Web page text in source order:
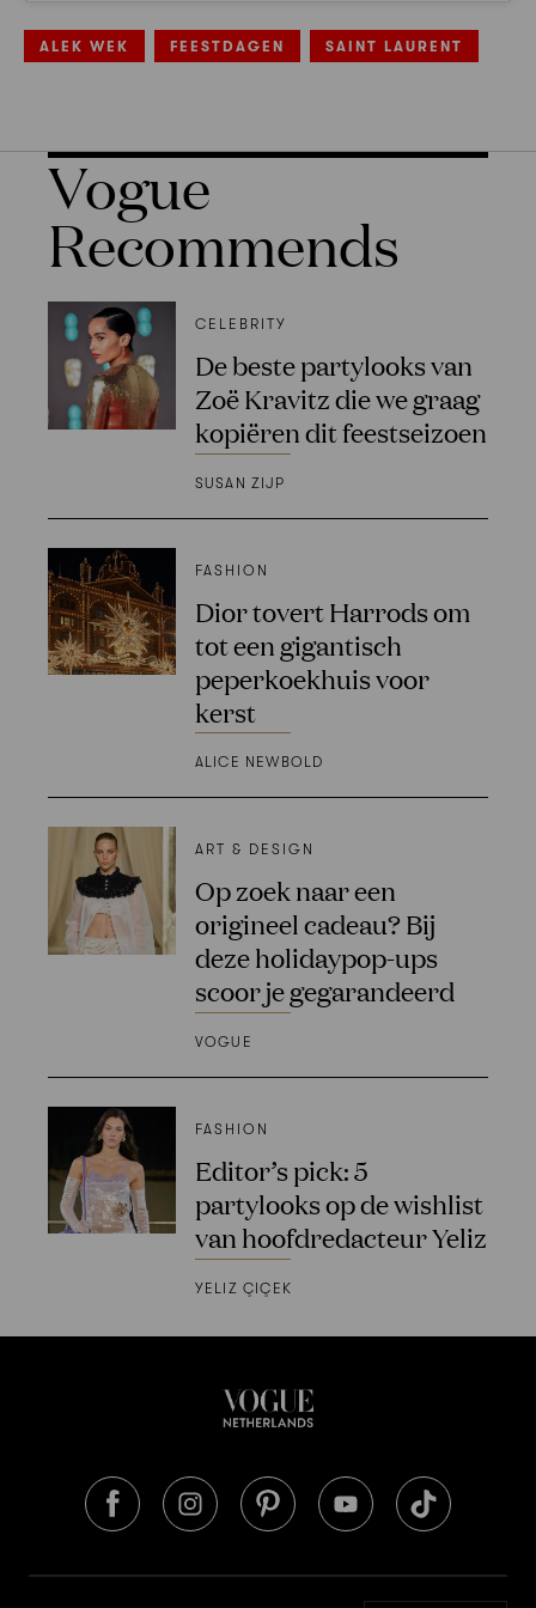
ALEK WEK FEESTDAGEN SAINT LAURENT
Vogue
Recommends
CELEBRITY
De beste partylooks van
Zoë Kravitz die we graag
kopiëren dit feestseizoen
SUSAN ZIJP
FASHION
Dior tovert Harrods om
tot een gigantisch
peperkoekhuis voor
kerst
ALICE NEWBOLD
ART & DESIGN
Op zoek naar een
origineel cadeau? Bij
deze holidaypop-ups
scoor je gegarandeerd
VOGUE
FASHION
Editor’s pick: 5
partylooks op de wishlist
van hoofdredacteur Yeliz
YELIZ ÇIÇEK